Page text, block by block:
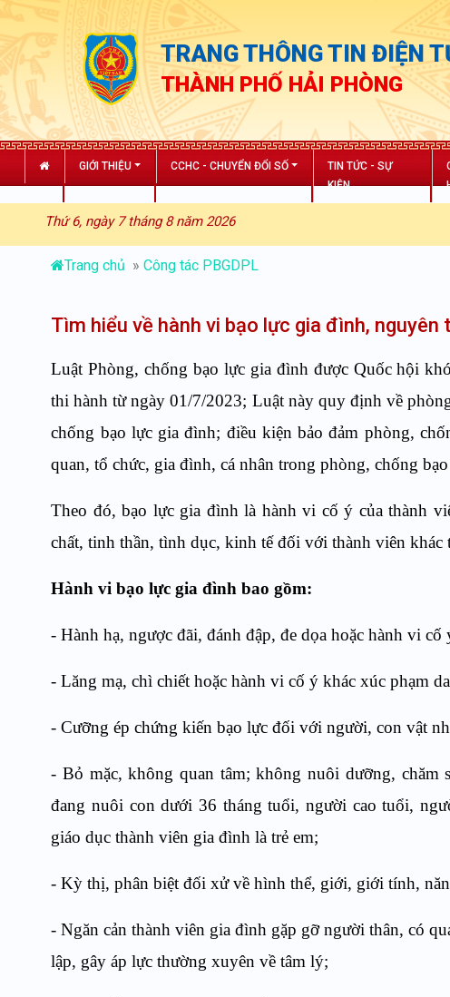
TRANG THÔNG TIN ĐIỆN
THÀNH PHỐ HẢI PHÒNG
GIỚI THIỆU CCHC - CHUYỂN ĐỔI SỐ
TIN TỨC - SỰ
KIỆN
Thứ 6, ngày 7 tháng 8 năm 2026
Trang chủ »Công tác PBGDPL
Tìm hiểu về hành vi bạo lực gia đình,
Luật Phòng, chống bạo lực gia đình được Quốc hội
thi hành từ ngày 01/7/2023; Luật này quy định về
chống bạo lực gia đình; điều kiện bảo đảm phòng,
quan, tổ chức, gia đình, cá nhân trong phòng, chống
Theo đó, bạo lực gia đình là hành vi cố ý của thành
chất, tinh thần, tình dục, kinh tế đối với thành viên khác
Hành vi bạo lực gia đình bao gồm:
- Hành hạ, ngược đãi, đánh đập, đe dọa hoặc hành vi
- Lăng mạ, chì chiết hoặc hành vi cố ý khác xúc phạm
- Cưỡng ép chứng kiến bạo lực đối với người, con vật
- Bỏ mặc, không quan tâm; không nuôi dưỡng,
đang nuôi con dưới 36 tháng tuổi, người cao tuổi,
giáo dục thành viên gia đình là trẻ em;
- Kỳ thị, phân biệt đối xử về hình thể, giới, giới tính,
- Ngăn cản thành viên gia đình gặp gỡ người thân, có
lập, gây áp lực thường xuyên về tâm lý;